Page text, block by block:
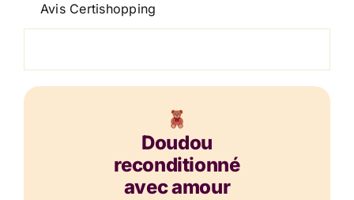
Avis Certishopping
Doudou
reconditionné
avec amour